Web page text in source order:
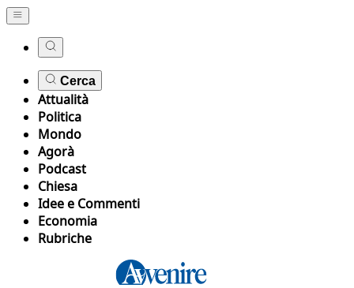
Cerca
Attualità
Politica
Mondo
Agorà
Podcast
Chiesa
Idee e Commenti
Economia
Rubriche